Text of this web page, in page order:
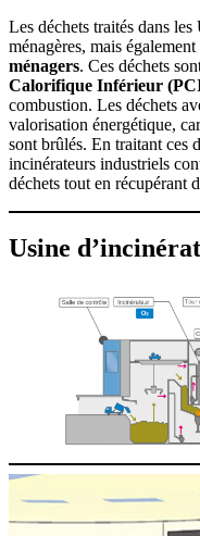
Les déchets traités dans
ménagères, mais également
ménagers. Ces déchets
Calorifique Inférieur
combustion. Les déchets
valorisation énergétique,
sont brûlés. En traitant ces
incinérateurs industriels
déchets tout en récupérant
Usine